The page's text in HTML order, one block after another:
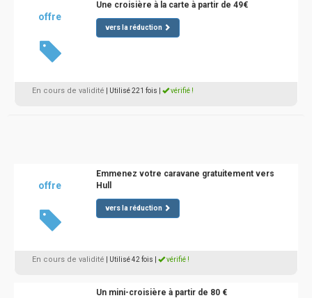
offre
Une croisière à la carte à partir de 49€
vers la réduction
En cours de validité | Utilisé 221 fois vérifié !
offre
Emmenez votre caravane gratuitement vers
Hull
vers la réduction
En cours de validité | Utilisé 42 fois vérifié !
Un mini-croisière à partir de 80 €